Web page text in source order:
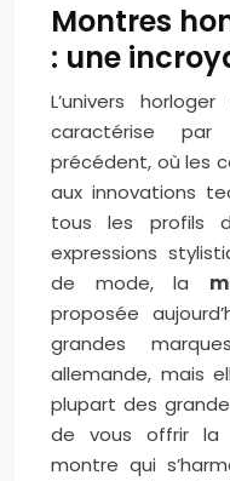
Montres
: une
L’univers
caractérise par
précédent, où les
aux innovations
tous les profils
expressions
de mode, la
proposée
grandes
allemande, mais
plupart des
de vous offrir la
montre qui